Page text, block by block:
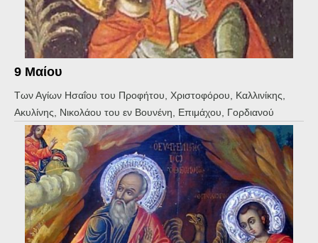
9 Μαίου
Των Αγίων Ησαΐου του Προφήτου, Χριστοφόρου, Καλλινίκης,
Ακυλίνης, Νικολάου του εν Βουνένη, Επιμάχου, Γορδιανού